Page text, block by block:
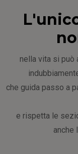
nella vita si può
che guida passo a
e rispetta le
anche